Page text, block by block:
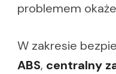
problemem
W zakresie
ABS, centralny